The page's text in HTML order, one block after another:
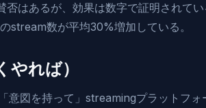
否はあるが、効果は数字で証明されて
stream数が平均30%増加している。
れば）
意図を持って」streamingプラットフォ